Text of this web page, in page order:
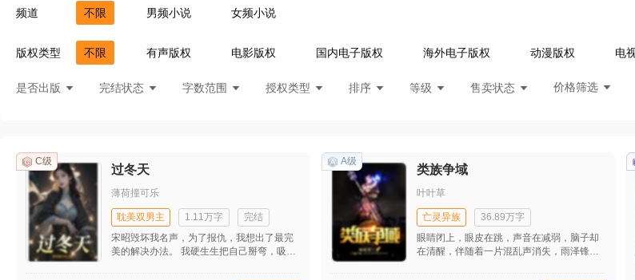
频道 不限 男频小说 女频小说
版权类型 不限 有声版权 电影版权 国内电子版权 海外电子版权 动漫版权 电
是否出版 完结状态 字数范围 授权类型 排序 等级 售卖状态 价格筛选
C级
过冬天
薄荷撞可乐
耽美双男主 1.11万字
完结
宋昭毁坏我名声，为了报仇，我想出了最完
美的解决办法。 我硬生生把自己掰弯，吸引
A级
类族争域
叶叶草
亡灵异族
36.89万字
眼睛闭上，眼皮在跳，声音在减弱，脑子却
在清醒，伴随着一片混乱声消失，雨泽锋目